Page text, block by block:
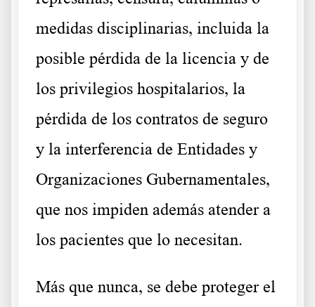
medidas disciplinarias, incluida la
posible pérdida de la licencia y de
los privilegios hospitalarios, la
pérdida de los contratos de seguro
y la interferencia de Entidades y
Organizaciones Gubernamentales,
que nos impiden además atender a
los pacientes que lo necesitan.
Más que nunca, se debe proteger el